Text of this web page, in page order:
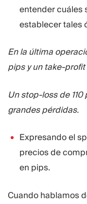
entender cuáles
establecer tales
En la última
pips y un take-
Un stop-loss de
grandes pérdidas.
Expresando el
precios de
en pips.
Cuando hablamos